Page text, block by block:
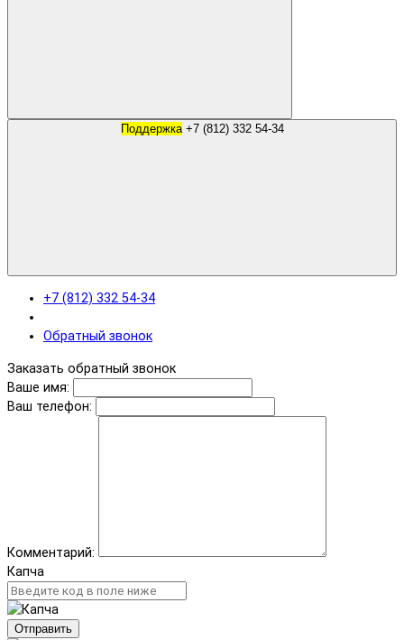
Поддержка +7 (812) 332 54-34
+7 (812) 332 54-34
Обратный звонок
Заказать обратный звонок
Ваше имя:
Ваш телефон:
Комментарий:
Капча
Отправить